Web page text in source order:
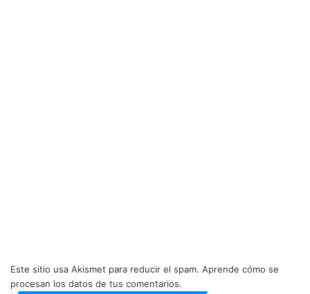
Este sitio usa Akismet para reducir el spam. Aprende cómo se
procesan los datos de tus comentarios.